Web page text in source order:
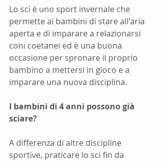
Lo sci è uno sport invernale che
permette ai bambini di stare all'aria
aperta e di imparare a relazionarsi
coni coetanei ed è una buona
occasione per spronare il proprio
bambino a mettersi in gioco e a
imparare una nuova disciplina.
I bambini di 4 anni possono già
sciare?
A differenza di altre discipline
sportive, praticare lo sci fin da